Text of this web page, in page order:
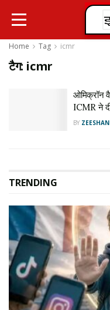
Home Tag icmr
टैग: icmr
ओमिक्रॉन
ICMR ने
BY
TRENDING